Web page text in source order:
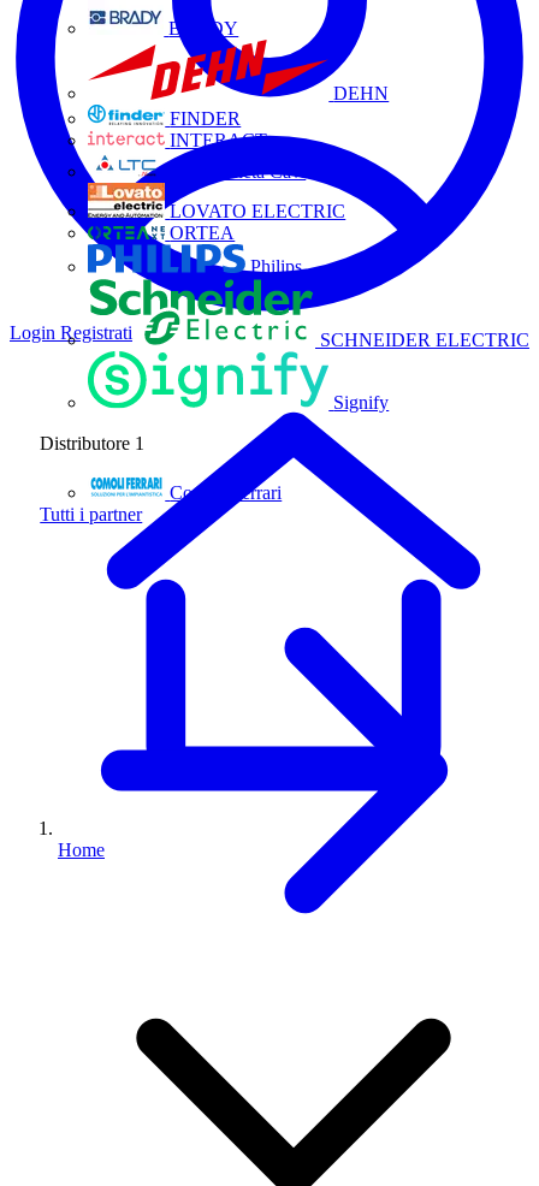
BRADY
DEHN
FINDER
INTERACT
La Triveneta Cavi
LOVATO ELECTRIC
ORTEA
Philips
SCHNEIDER ELECTRIC
Signify
Distributore 1
Comoli Ferrari
Tutti i partner
Login Registrati
Home